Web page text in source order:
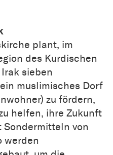
plant, im
des Kurdischen
sieben
muslimisches Dorf
zu fördern,
helfen, ihre Zukunft
von
werden